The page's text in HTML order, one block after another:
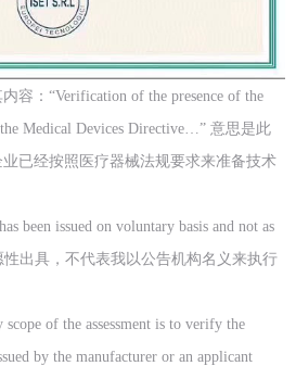
容：“Verification of the presence of the
Medical Devices Directive…” 意思是此
已经按照医疗器械法规要求来准备技术
been issued on voluntary basis and not as
出具，不代表我以公告机构名义来执行
of the assessment is to verify the
by the manufacturer or an applicant